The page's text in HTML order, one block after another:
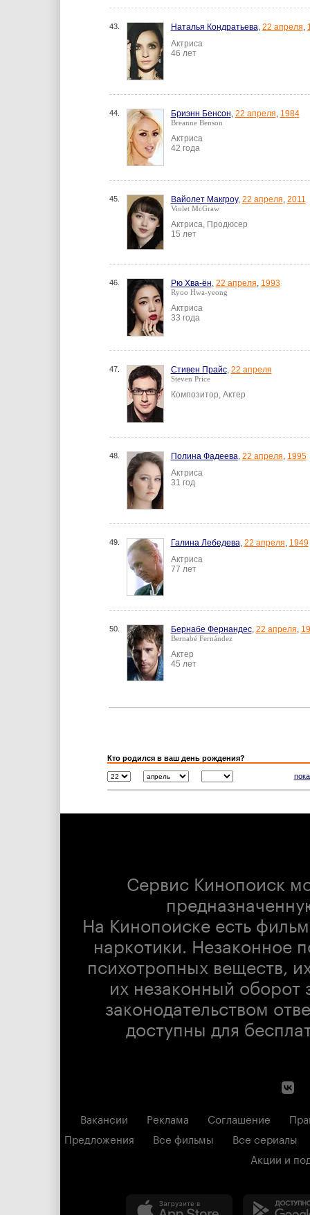
43. Наталья Кондратьева, 22 апреля,
Актриса
46 лет
44. Бриэнн Бенсон, 22 апреля, 1984
Breanne Benson
Актриса
42 года
45. Вайолет Макгроу, 22 апреля, 2011
Violet McGraw
Актриса, Продюсер
15 лет
46. Рю Хва-ён, 22 апреля, 1993
Ryoo Hwa-yeong
Актриса
33 года
47. Стивен Прайс, 22 апреля
Steven Price
Композитор, Актер
48. Полина Фадеева, 22 апреля, 1995
Актриса
31 год
49. Галина Лебедева, 22 апреля, 1949
Актриса
77 лет
50. Бернабе Фернандес, 22 апреля,
Bernabé Fernández
Актер
45 лет
Кто родился в ваш день рождения?
Сервис Кинопоиск
На Кинопоиске есть
наркотики. Незаконное
психотропных веществ,
их незаконный оборот
законодательством
доступны для
Вакансии Реклама Соглашение
Предложения
Все фильмы
Все сериалы
Акции и